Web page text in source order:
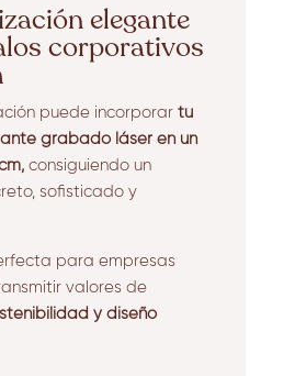
elegante
corporativos
puede incorporar tu
grabado láser en un
consiguiendo un
sofisticado y
para empresas
valores de
y diseño